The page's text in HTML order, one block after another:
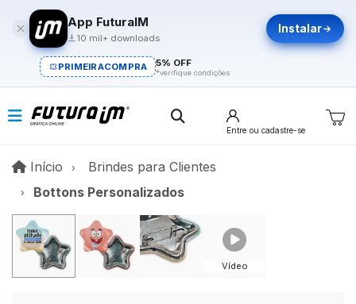
App FuturaIM
10 mil+ downloads
Instalar
PRIMEIRACOMPRA 5% OFF
*verifique condições
Entre ou cadastre-se
Início InícioBrindes para Clientes
Bottons Personalizados
Vídeo